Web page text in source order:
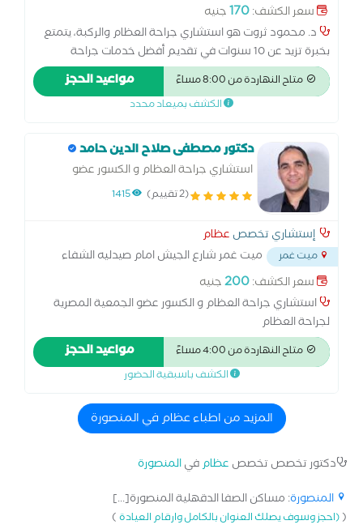
سعر الكشف:170جنيه
د. محمود ثروت هو استشاري جراحة العظام والركبة، يتمتع
بخبرة تزيد عن 10 سنوات في تقديم أفضل خدمات جراحة
العظام. متخصص في علاج الحالات المعقدة باستخدام أحدث
التقنيات الطبية، بما في ذلك تشخيص وعلاج كسور العظام،
إصابات الركبة، استبدال المفاصل، وعلاج الشوكة العظمية.
جامعة المنصورة. خبرة متقدمة في تقنيات المناظير الجراحية.
مشارك في دورات متقدمة لعلاج خشونة المفاصل وإصابات
الملاعب. التخصصات والخدمات الطبية: علاج كسور العظام
باستخدام أحدث تقنيات التثبيت. جراحات الركبة واستبدال
مثل الإصبع الزنادي. علاج الرباط الصليبي، إصابات الكاحل، وآلام
الظهر.
متاح النهاردة من 8:00 مساءً مواعيد الحجز
الكشف بميعاد محدد
دكتور مصطفى صلاح الدين حامد
استشاري جراحة العظام و الكسور عضو
الجمعية المصرية لجراحة العظام
(2 تقييم) 1415
إستشاري تخصص عظام
ميت غمر
ميت غمر شارع الجيش امام صيدليه الشفاء
سعر الكشف:200جنيه
استشاري جراحة العظام و الكسور عضو الجمعية المصرية
لجراحة العظام
متاح النهاردة من 4:00 مساءً مواعيد الحجز
الكشف باسبقية الحضور
المزيد من اطباء عظام في المنصورة
دكتور تخصص تخصص عظامفيالمنصورة
المنصورة: مساكن الصفا الدقهلية المنصورة[...]
((احجز وسوف يصلك العنوان بالكامل وارقام العيادة)